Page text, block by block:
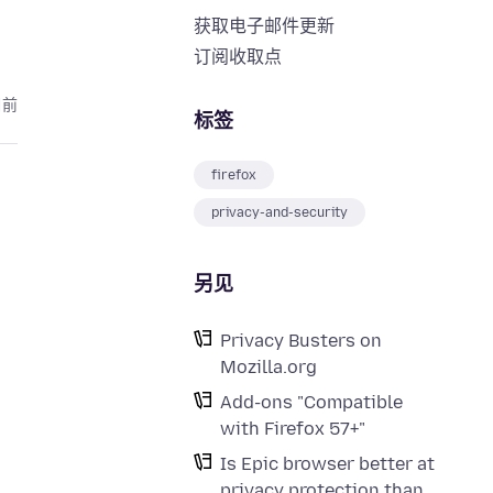
获取电子邮件更新
订阅收取点
标签
firefox
privacy-and-security
另见
Privacy Busters on
Mozilla.org
Add-ons "Compatible
with Firefox 57+"
Is Epic browser better at